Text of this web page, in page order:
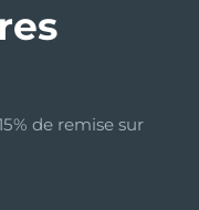
de remise sur